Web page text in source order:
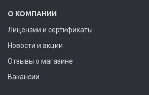
О КОМПАНИИ
Лицензии и сертификаты
Новости и акции
Отзывы о магазине
Вакансии